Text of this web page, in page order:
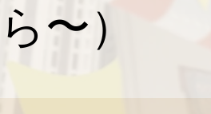
ら〜）